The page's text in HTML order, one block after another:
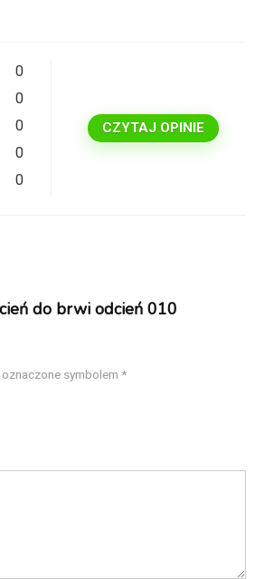
0
0
0
0
0
CZYTAJ OPINIE
do brwi odcień 010
symbolem *